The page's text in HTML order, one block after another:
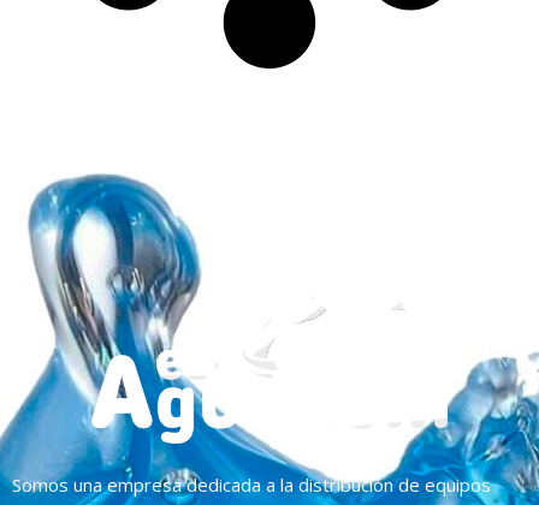
Somos una empresa dedicada a la distribución de equipos